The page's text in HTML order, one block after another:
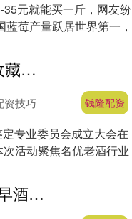
35元就能买一斤，网友纷
莓产量跃居世界第一，
钱隆配资 河南省糖酒食品流通协会名酒收藏鉴定专业委员会成立
钱隆配资
资技巧
专业委员会成立大会在
活动聚焦名优老酒行业
东信证券 皇沟酒业携手马四辈共启2026“早酒醒春”活动